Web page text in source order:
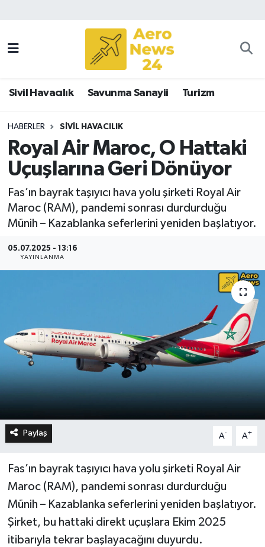
Sivil Havacılık Savunma Sanayii Turizm
HABERLER SIVIL HAVACILIK
Royal Air Maroc, O Hattaki
Uçuşlarına Geri Dönüyor
Fas’ın bayrak taşıyıcı hava yolu şirketi Royal Air
Maroc (RAM), pandemi sonrası durdurduğu
Münih – Kazablanka seferlerini yeniden başlatıyor.
05.07.2025 - 13:16
YAYINLANMA
Paylaş A- A+
Fas’ın bayrak taşıyıcı hava yolu şirketi Royal Air
Maroc (RAM), pandemi sonrası durdurduğu
Münih – Kazablanka seferlerini yeniden başlatıyor.
Şirket, bu hattaki direkt uçuşlara Ekim 2025
itibarıyla tekrar başlayacağını duyurdu.